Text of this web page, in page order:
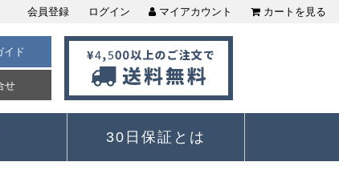
会員登録 ログイン マイアカウント カートを見る
イド
せ
30日保証とは